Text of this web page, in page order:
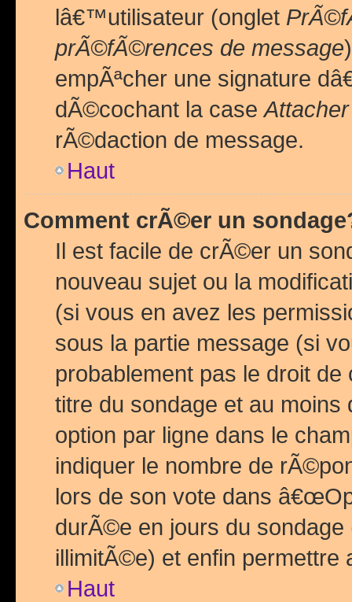
lâ€™utilisateur (onglet
prÃ©fÃ©rences de message
empÃªcher une signature
dÃ©cochant la case
rÃ©daction de message.
Haut
Comment crÃ©er un
Il est facile de crÃ©er un
nouveau sujet ou la
(si vous en avez les
sous la partie message (si
probablement pas le droit
titre du sondage et au
option par ligne dans le
indiquer le nombre de
lors de son vote dans
durÃ©e en jours du
illimitÃ©e) et enfin permettre
Haut